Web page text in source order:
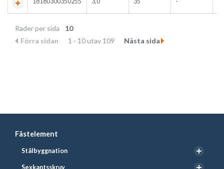
Fästelement
Stålbyggnation
Sexkantsskruv
Rader per sida
10
Förra sidan
1 - 10 utav 109 Nästa sida